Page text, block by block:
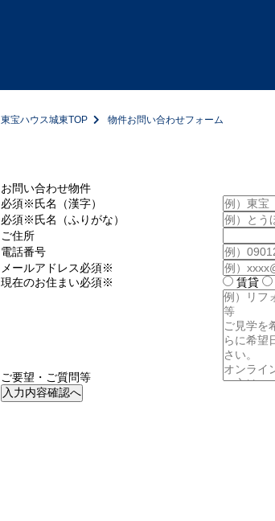
東宝ハウス城東TOP 物件お問い合わせフォーム
お問い合わせ物件
必須※氏名（漢字）
必須※氏名（ふりがな）
ご住所
電話番号
メールアドレス必須※
現在のお住まい必須※ 賃貸
ご要望・ご質問等